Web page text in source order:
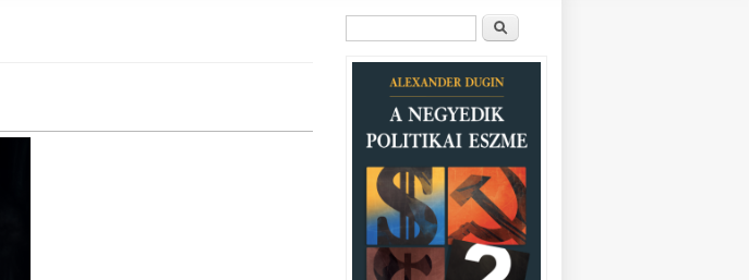
Keresés űrlap